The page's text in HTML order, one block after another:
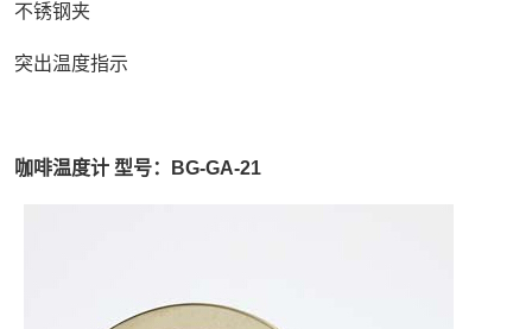
不锈钢夹
突出温度指示
咖啡温度计 型号：BG-GA-21